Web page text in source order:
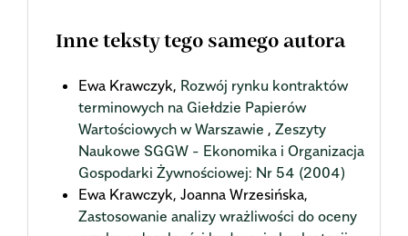
Inne teksty tego samego autora
Ewa Krawczyk, Rozwój rynku kontraktów
terminowych na Giełdzie Papierów
Wartościowych w Warszawie , Zeszyty
Naukowe SGGW - Ekonomika i Organizacja
Gospodarki Żywnościowej: Nr 54 (2004)
Ewa Krawczyk, Joanna Wrzesińska,
Zastosowanie analizy wrażliwości do oceny